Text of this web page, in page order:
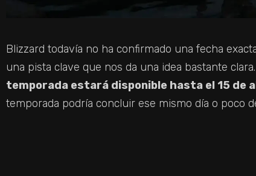
Blizzard todavía no ha confirmado una fecha
una pista clave que nos da una idea bastante
temporada estará disponible hasta el 15 de
temporada podría concluir ese mismo día o poco